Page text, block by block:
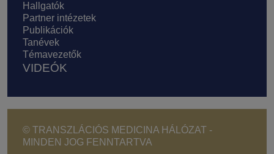
Hallgatók
Partner intézetek
Publikációk
Tanévek
Témavezetők
VIDEÓK
© TRANSZLÁCIÓS MEDICINA HÁLÓZAT -
MINDEN JOG FENNTARTVA